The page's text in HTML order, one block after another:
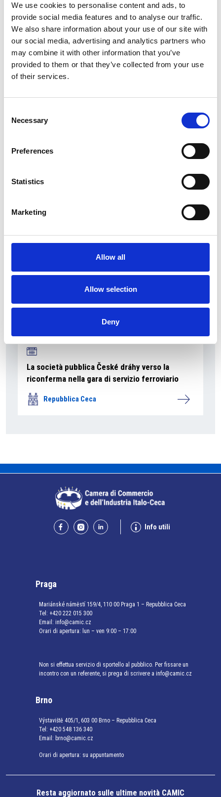
We use cookies to personalise content and ads, to
provide social media features and to analyse our traffic.
We also share information about your use of our site with
our social media, advertising and analytics partners who
may combine it with other information that you’ve
provided to them or that they’ve collected from your use
of their services.
Selection
Necessary
Preferences
Statistics
Marketing
Allow all
Allow selection
Deny
Nel primo semestre è aumentata fortemente la
costruzione di nuove abitazioni
Repubblica Ceca
Repubblica Ceca
La società pubblica České dráhy verso la
riconferma nella gara di servizio ferroviario
Repubblica Ceca
Info utili
Praga
Mariánské náměstí 159/4, 110 00 Praga 1 – Repubblica Ceca
Tel: +420 222 015 300
Email: info@camic.cz
Orari di apertura: lun – ven 9:00 – 17:00
Non si effettua servizio di sportello al pubblico. Per fissare un
incontro con un referente, si prega di scrivere a info@camic.cz
Brno
Výstaviště 405/1, 603 00 Brno – Repubblica Ceca
Tel: +420 548 136 340
Email: brno@camic.cz
Orari di apertura: su appuntamento
Resta aggiornato sulle ultime novità CAMIC